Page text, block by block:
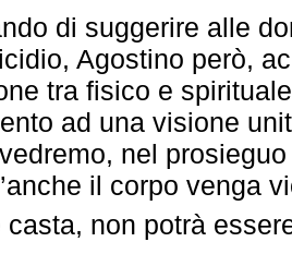
di suggerire alle
Agostino però,
tra fisico e
ad una visione
nel
il corpo venga
casta, non potrà